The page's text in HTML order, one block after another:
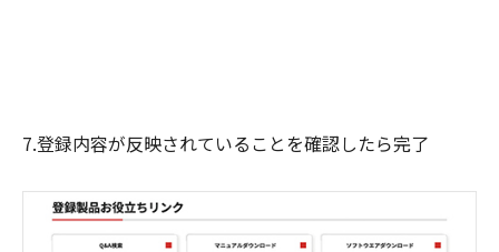
7.登録内容が反映されていることを確認したら完了